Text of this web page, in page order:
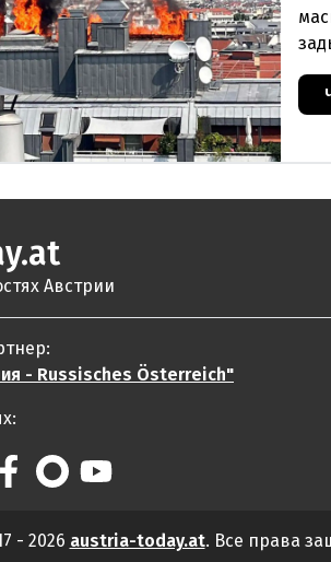
и
Австрии
- Russisches Österreich"
- 2026 austria-today.at. Все права